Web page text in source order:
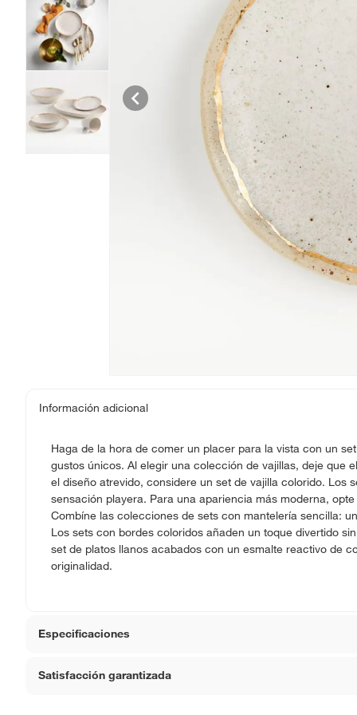
Información adicional
Haga de la hora de comer un placer para la vista con un
gustos únicos. Al elegir una colección de vajillas, deje que
el diseño atrevido, considere un set de vajilla colorido. Los
sensación playera. Para una apariencia más moderna,
Combíne las colecciones de sets con mantelería sencilla:
Los sets con bordes coloridos añaden un toque divertido
set de platos llanos acabados con un esmalte reactivo de
originalidad.
Especificaciones
Apto para horno
Satisfacción garantizada